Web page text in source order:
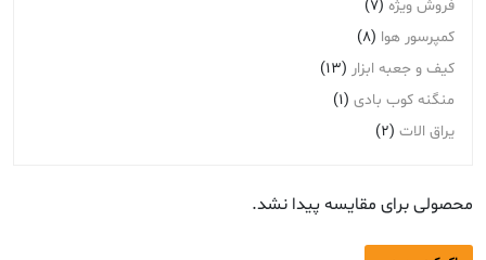
فروش ویژه (7)
کمپرسور هوا (8)
کیف و جعبه ابزار (13)
منگنه کوب بادی (1)
یراق الات (2)
محصولی برای مقایسه پیدا نشد.